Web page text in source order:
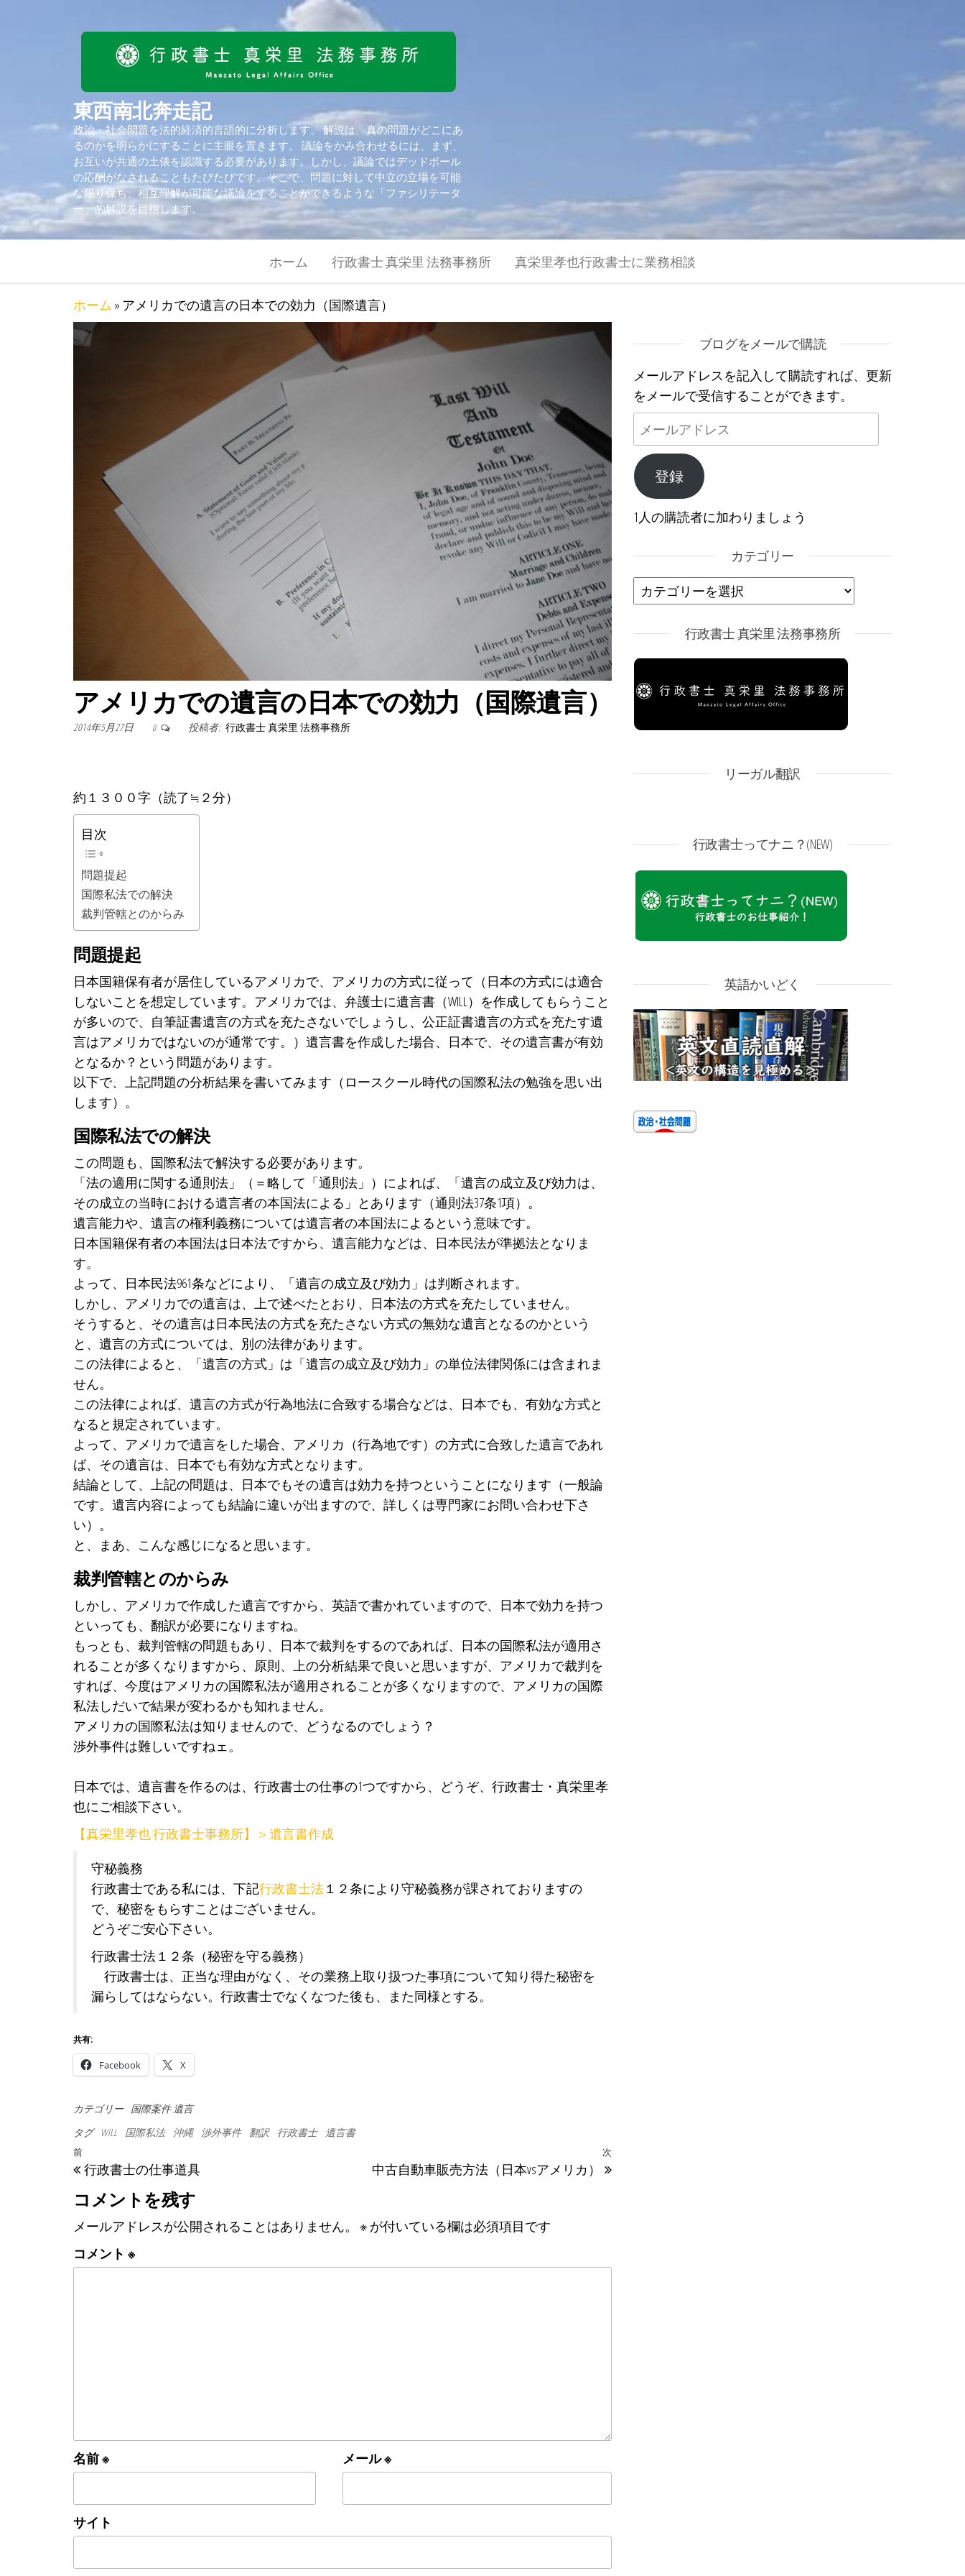
東西南北奔走記
政治・社会問題を法的経済的言語的に分析します。 解説は、真の問題がどこにあ
るのかを明らかにすることに主眼を置きます。 議論をかみ合わせるには、まず、
お互いが共通の土俵を認識する必要があります。しかし、議論ではデッドボール
の応酬がなされることもたびたびです。そこで、問題に対して中立の立場を可能
な限り保ち、相互理解が可能な議論をすることができるような「ファシリテータ
ー」的解説を目指します。
ホーム 行政書士 真栄里 法務事務所 真栄里孝也行政書士に業務相談
ホーム » アメリカでの遺言の日本での効力（国際遺言）
アメリカでの遺言の日本での効力（国際遺言）
2014年5月27日 0 投稿者: 行政書士 真栄里 法務事務所
約１３００字（読了≒２分）
目次
問題提起
国際私法での解決
裁判管轄とのからみ
問題提起
日本国籍保有者が居住しているアメリカで、アメリカの方式に従って（日本の方式には適合
しないことを想定しています。アメリカでは、弁護士に遺言書（WILL）を作成してもらうこと
が多いので、自筆証書遺言の方式を充たさないでしょうし、公正証書遺言の方式を充たす遺
言はアメリカではないのが通常です。）遺言書を作成した場合、日本で、その遺言書が有効
となるか？という問題があります。
以下で、上記問題の分析結果を書いてみます（ロースクール時代の国際私法の勉強を思い出
します）。
国際私法での解決
この問題も、国際私法で解決する必要があります。
「法の適用に関する通則法」（＝略して「通則法」）によれば、「遺言の成立及び効力は、
その成立の当時における遺言者の本国法による」とあります（通則法37条1項）。
遺言能力や、遺言の権利義務については遺言者の本国法によるという意味です。
日本国籍保有者の本国法は日本法ですから、遺言能力などは、日本民法が準拠法となりま
す。
よって、日本民法961条などにより、「遺言の成立及び効力」は判断されます。
しかし、アメリカでの遺言は、上で述べたとおり、日本法の方式を充たしていません。
そうすると、その遺言は日本民法の方式を充たさない方式の無効な遺言となるのかという
と、遺言の方式については、別の法律があります。
この法律によると、「遺言の方式」は「遺言の成立及び効力」の単位法律関係には含まれま
せん。
この法律によれば、遺言の方式が行為地法に合致する場合などは、日本でも、有効な方式と
なると規定されています。
よって、アメリカで遺言をした場合、アメリカ（行為地です）の方式に合致した遺言であれ
ば、その遺言は、日本でも有効な方式となります。
結論として、上記の問題は、日本でもその遺言は効力を持つということになります（一般論
です。遺言内容によっても結論に違いが出ますので、詳しくは専門家にお問い合わせ下さ
い）。
と、まあ、こんな感じになると思います。
裁判管轄とのからみ
しかし、アメリカで作成した遺言ですから、英語で書かれていますので、日本で効力を持つ
といっても、翻訳が必要になりますね。
もっとも、裁判管轄の問題もあり、日本で裁判をするのであれば、日本の国際私法が適用さ
れることが多くなりますから、原則、上の分析結果で良いと思いますが、アメリカで裁判を
すれば、今度はアメリカの国際私法が適用されることが多くなりますので、アメリカの国際
私法しだいで結果が変わるかも知れません。
アメリカの国際私法は知りませんので、どうなるのでしょう？
渉外事件は難しいですねェ。
日本では、遺言書を作るのは、行政書士の仕事の1つですから、どうぞ、行政書士・真栄里孝
也にご相談下さい。
【真栄里孝也 行政書士事務所】＞遺言書作成
守秘義務
行政書士である私には、下記行政書士法 １２条により守秘義務が課されておりますの
で、秘密をもらすことはございません。
どうぞご安心下さい。
行政書士法１２条（秘密を守る義務）
行政書士は、正当な理由がなく、その業務上取り扱つた事項について知り得た秘密を
漏らしてはならない。行政書士でなくなつた後も、また同様とする。
共有:
Facebook X
カテゴリー 国際案件 遺言
タグ
WILL 国際私法 沖縄 渉外事件 翻訳 行政書士 遺言書
投稿ナビゲーション
過去の投稿
前
行政書士の仕事道具
次の投稿
次
中古自動車販売方法（日本vsアメリカ）
コメントを残す
メールアドレスが公開されることはありません。 ※ が付いている欄は必須項目です
コメント ※
名前※ メール※
サイト
ブログをメールで購読
メールアドレスを記入して購読すれば、更新
をメールで受信することができます。
メールアドレス
登録
1人の購読者に加わりましょう
カテゴリー
カテゴリー
行政書士 真栄里 法務事務所
リーガル翻訳
行政書士ってナニ？(NEW)
英語かいどく